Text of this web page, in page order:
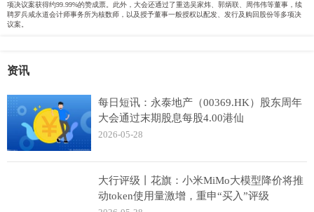
项决议案获得约99.99%的赞成票。此外，大会还通过了重选吴家炜、郭炳联、周伟伟等董事，续
聘罗兵咸永道会计师事务所为核数师，以及授予董事一般授权以配发、发行及购回股份等多项决
议案。
资讯
每日短讯：永泰地产（00369.HK）股东周年
大会通过末期股息每股4.00港仙
2026-05-28
大行评级丨花旗：小米MiMo大模型降价将推
动token使用量激增，重申“买入”评级